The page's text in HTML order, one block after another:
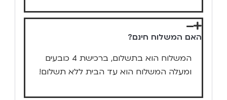
האם המשלוח חינם?
המשלוח הוא בתשלום, ברכישת 4 כובעים
ומעלה המשלוח הוא עד הבית ללא תשלום!